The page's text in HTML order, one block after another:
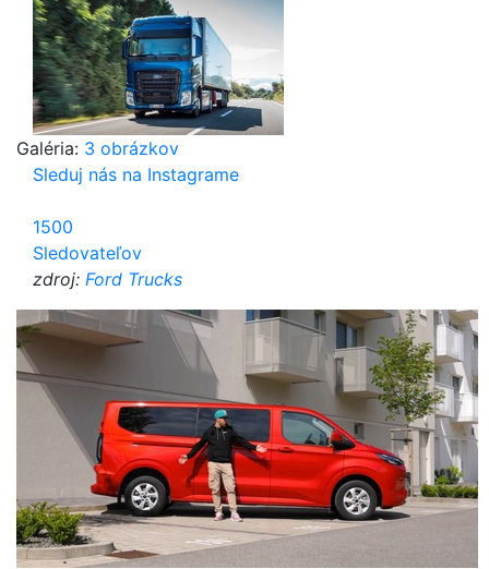
Galéria: 3 obrázkov
Sleduj nás na Instagrame
1500
Sledovateľov
zdroj: Ford Trucks